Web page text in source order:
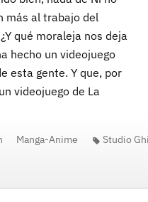
más al trabajo del
qué moraleja nos deja
hecho un videojuego
esta gente. Y que, por
videojuego de La
Manga-Anime Studio